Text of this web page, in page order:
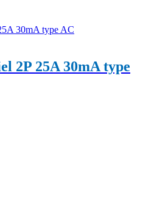
2P 25A 30mA type